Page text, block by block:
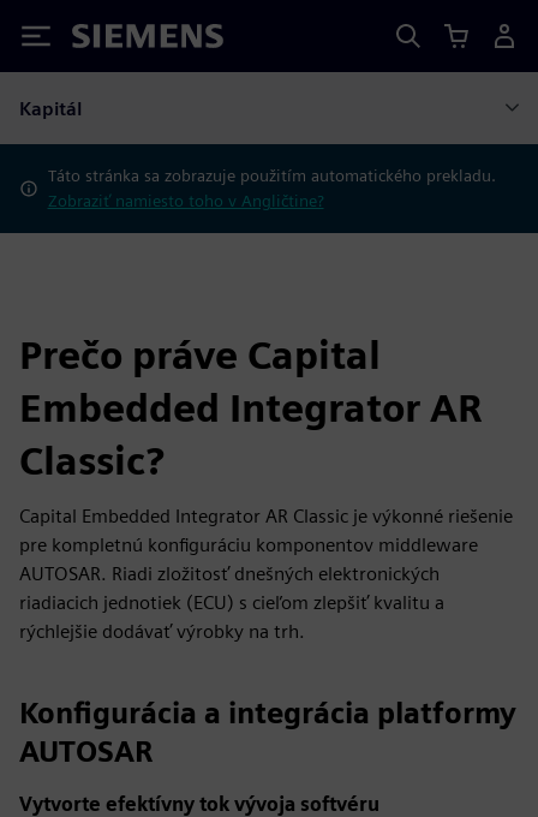
Siemens
Kapitál
Táto stránka sa zobrazuje použitím automatického prekladu.
Zobraziť namiesto toho v Angličtine?
Prečo práve Capital
Embedded Integrator AR
Classic?
Capital Embedded Integrator AR Classic je výkonné riešenie
pre kompletnú konfiguráciu komponentov middleware
AUTOSAR. Riadi zložitosť dnešných elektronických
riadiacich jednotiek (ECU) s cieľom zlepšiť kvalitu a
rýchlejšie dodávať výrobky na trh.
Konfigurácia a integrácia platformy
AUTOSAR
Vytvorte efektívny tok vývoja softvéru